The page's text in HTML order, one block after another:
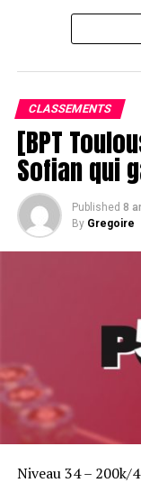
Partez à
CLASSEMENTS
[BPT
Sofian qui
Published 8
By Gregoire
Niveau 34 – 200k/